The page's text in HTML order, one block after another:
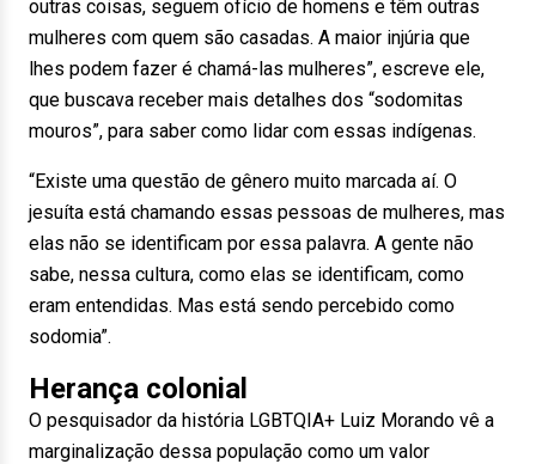
outras coisas, seguem ofício de homens e têm outras
mulheres com quem são casadas. A maior injúria que
lhes podem fazer é chamá-las mulheres”, escreve ele,
que buscava receber mais detalhes dos “sodomitas
mouros”, para saber como lidar com essas indígenas.
“Existe uma questão de gênero muito marcada aí. O
jesuíta está chamando essas pessoas de mulheres, mas
elas não se identificam por essa palavra. A gente não
sabe, nessa cultura, como elas se identificam, como
eram entendidas. Mas está sendo percebido como
sodomia”.
Herança colonial
O pesquisador da história LGBTQIA+ Luiz Morando vê a
marginalização dessa população como um valor